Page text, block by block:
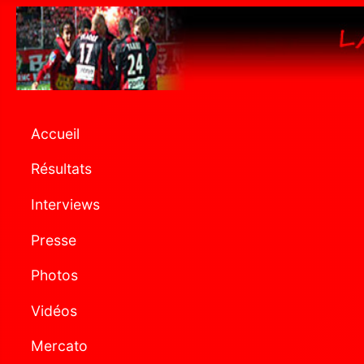
Accueil
Résultats
Interviews
Presse
Photos
Vidéos
Mercato